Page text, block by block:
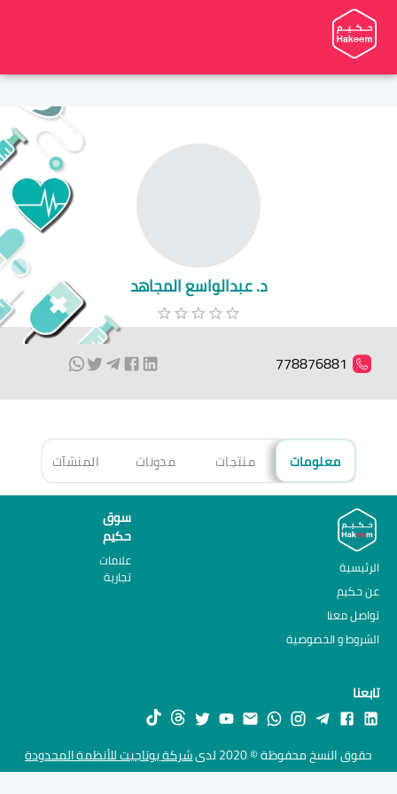
د. عبدالواسع المجاهد
778876881
معلومات منتجات مدونات المنشآت
الرئيسية
عن حكيم
تواصل معنا
الشروط و الخصوصية
سوق
حكيم
علامات
تجارية
تابعنا
حقوق النسخ محفوظة © 2020 لدى شركة يوتاجيت للأنظمة المحدودة